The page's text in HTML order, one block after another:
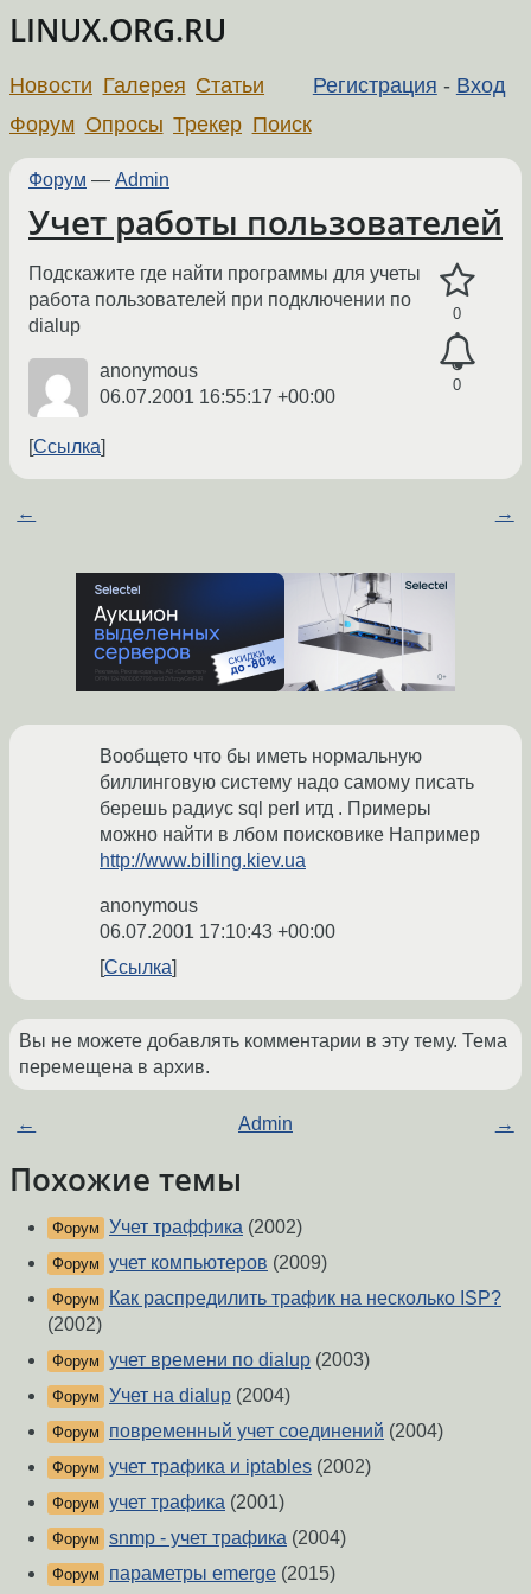
LINUX.ORG.RU
Регистрация - Вход
Новости Галерея Статьи
Форум Опросы Трекер Поиск
Форум — Admin
Учет работы пользователей
0
0
Подскажите где найти программы для учеты
работа пользователей при подключении по
dialup
anonymous
06.07.2001 16:55:17 +00:00
Ссылка
← →
Вообщето что бы иметь нормальную
биллинговую систему надо самому писать
берешь радиус sql perl итд . Примеры
можно найти в лбом поисковике Например
http://www.billing.kiev.ua
anonymous
06.07.2001 17:10:43 +00:00
Ссылка
Вы не можете добавлять комментарии в эту тему. Тема
перемещена в архив.
← Admin →
Похожие темы
Форум Учет траффика (2002)
Форум учет компьютеров (2009)
Форум
Как распредилить трафик на несколько ISP?
(2002)
Форум учет времени по dialup (2003)
Форум Учет на dialup (2004)
Форум повременный учет соединений (2004)
Форум учет трафика и iptables (2002)
Форум учет трафика (2001)
Форум snmp - учет трафика (2004)
Форум параметры emerge (2015)